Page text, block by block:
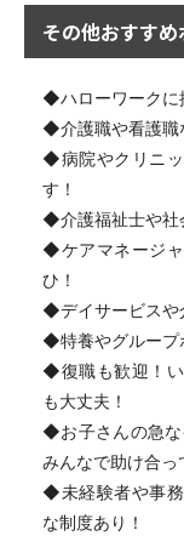
その他おすすめ
◆ハローワークに
◆介護職や看護職
◆病院やクリニ
す！
◆介護福祉士や社
◆ケアマネージ
ひ！
◆デイサービスや
◆特養やグループ
◆復職も歓迎！
も大丈夫！
◆お子さんの急な
みんなで助け合っ
◆未経験者や事
な制度あり！